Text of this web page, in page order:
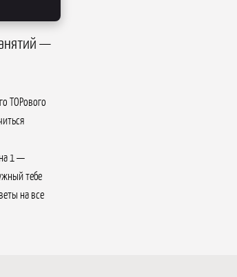
—
TOPового
1 —
тебе
на все